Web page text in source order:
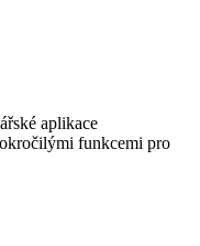
aplikace
funkcemi pro